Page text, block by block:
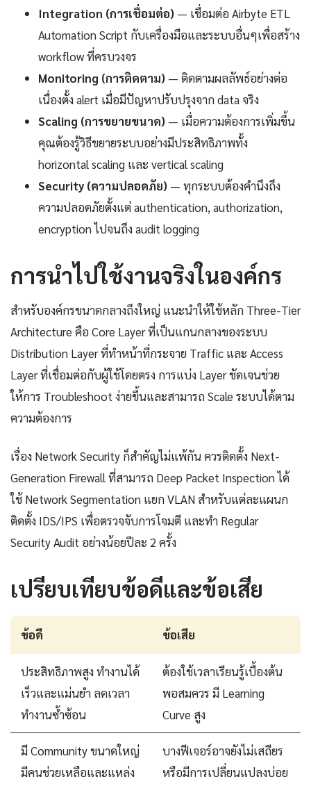
Integration (การเชื่อมต่อ) — เชื่อมต่อ Airbyte ETL
Automation Script กับเครื่องมือและระบบอื่นๆเพื่อสร้าง
workflow ที่ครบวงจร
Monitoring (การติดตาม) — ติดตามผลลัพธ์อย่างต่อ
เนื่องตั้ง alert เมื่อมีปัญหาปรับปรุงจาก data จริง
Scaling (การขยายขนาด) — เมื่อความต้องการเพิ่มขึ้น
คุณต้องรู้วิธีขยายระบบอย่างมีประสิทธิภาพทั้ง
horizontal scaling และ vertical scaling
Security (ความปลอดภัย) — ทุกระบบต้องคำนึงถึง
ความปลอดภัยตั้งแต่ authentication, authorization,
encryption ไปจนถึง audit logging
การนำไปใช้งานจริงในองค์กร
สำหรับองค์กรขนาดกลางถึงใหญ่ แนะนำให้ใช้หลัก Three-Tier
Architecture คือ Core Layer ที่เป็นแกนกลางของระบบ
Distribution Layer ที่ทำหน้าที่กระจาย Traffic และ Access
Layer ที่เชื่อมต่อกับผู้ใช้โดยตรง การแบ่ง Layer ชัดเจนช่วย
ให้การ Troubleshoot ง่ายขึ้นและสามารถ Scale ระบบได้ตาม
ความต้องการ
เรื่อง Network Security ก็สำคัญไม่แพ้กัน ควรติดตั้ง Next-
Generation Firewall ที่สามารถ Deep Packet Inspection ได้
ใช้ Network Segmentation แยก VLAN สำหรับแต่ละแผนก
ติดตั้ง IDS/IPS เพื่อตรวจจับการโจมตี และทำ Regular
Security Audit อย่างน้อยปีละ 2 ครั้ง
เปรียบเทียบข้อดีและข้อเสีย
ข้อดี ข้อเสีย
ประสิทธิภาพสูง ทำงานได้
เร็วและแม่นยำ ลดเวลา
ทำงานซ้ำซ้อน
ต้องใช้เวลาเรียนรู้เบื้องต้น
พอสมควร มี Learning
Curve สูง
มี Community ขนาดใหญ่
มีคนช่วยเหลือและแหล่ง
บางฟีเจอร์อาจยังไม่เสถียร
หรือมีการเปลี่ยนแปลงบ่อย